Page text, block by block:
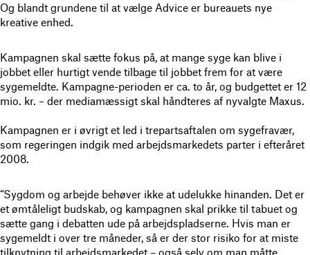
Og blandt grundene til at vælge Advice er bureauets nye
kreative enhed.
Kampagnen skal sætte fokus på, at mange syge kan blive i
jobbet eller hurtigt vende tilbage til jobbet frem for at være
sygemeldte. Kampagne-perioden er ca. to år, og budgettet er 12
mio. kr. – der mediamæssigt skal håndteres af nyvalgte Maxus.
Kampagnen er i øvrigt et led i trepartsaftalen om sygefravær,
som regeringen indgik med arbejdsmarkedets parter i efteråret
2008.
“Sygdom og arbejde behøver ikke at udelukke hinanden. Det er
et ømtåleligt budskab, og kampagnen skal prikke til tabuet og
sætte gang i debatten ude på arbejdspladserne. Hvis man er
sygemeldt i over tre måneder, så er der stor risiko for at miste
tilknytning til arbejdsmarkedet – også selv om man måtte